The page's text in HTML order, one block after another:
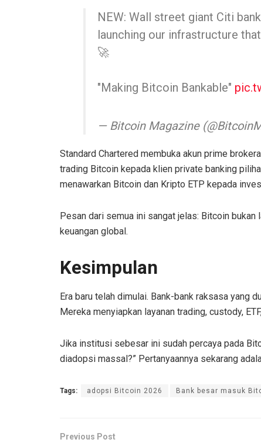
NEW: Wall street giant Citi
launching our infrastructure
🚀
"Making Bitcoin Bankable"
— Bitcoin Magazine
Standard Chartered membuka akun prime
trading Bitcoin kepada klien private banking
menawarkan Bitcoin dan Kripto ETP kepada
Pesan dari semua ini sangat jelas: Bitcoin
keuangan global.
Kesimpulan
Era baru telah dimulai. Bank-bank raksasa yang
Mereka menyiapkan layanan trading, custody,
Jika institusi sebesar ini sudah percaya pada
diadopsi massal?” Pertanyaannya sekarang
Tags: adopsi Bitcoin 2026 Bank besar masuk
Previous Post